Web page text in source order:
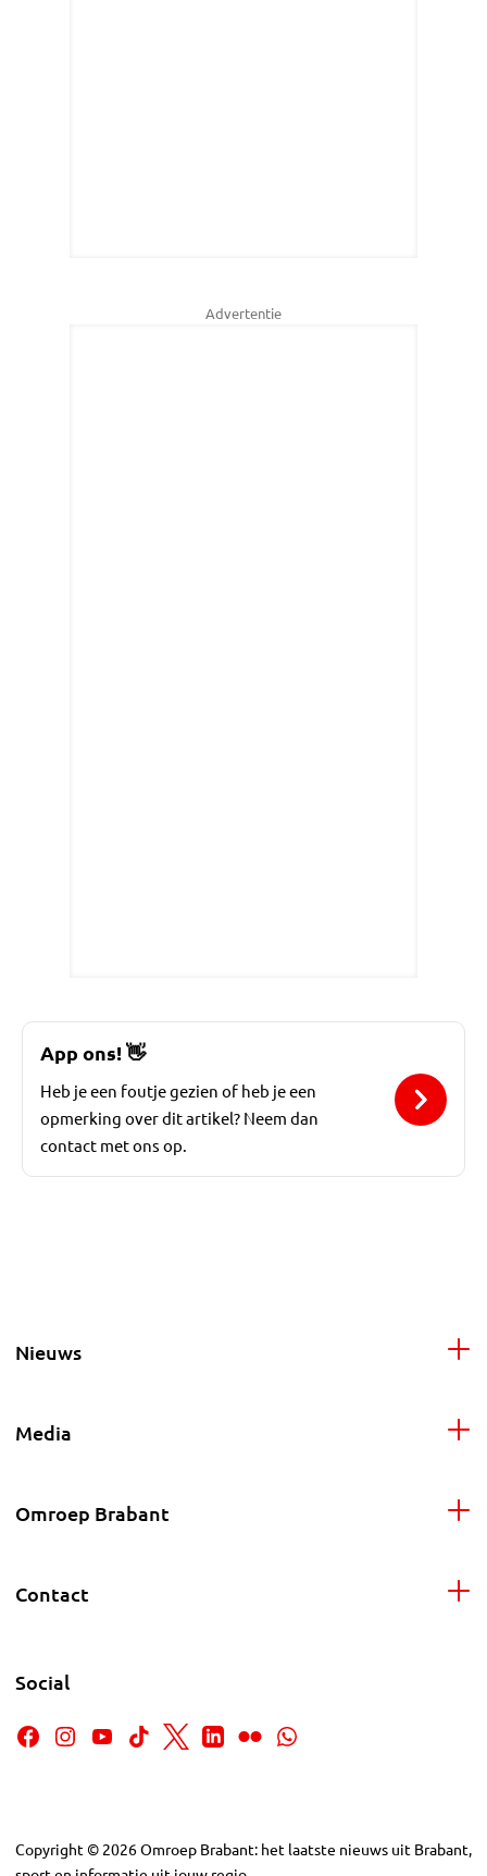
Advertentie
App ons!👋
Heb je een foutje gezien of heb je een
opmerking over dit artikel? Neem dan
contact met ons op.
Nieuws
Media
Omroep Brabant
Contact
Social
Copyright © 2026Omroep Brabant: het laatste nieuws uit Brabant,